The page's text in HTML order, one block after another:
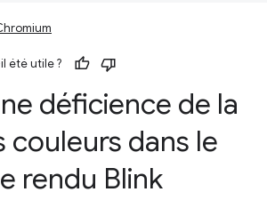
été utile ?
déficience de la
couleurs dans le
rendu Blink